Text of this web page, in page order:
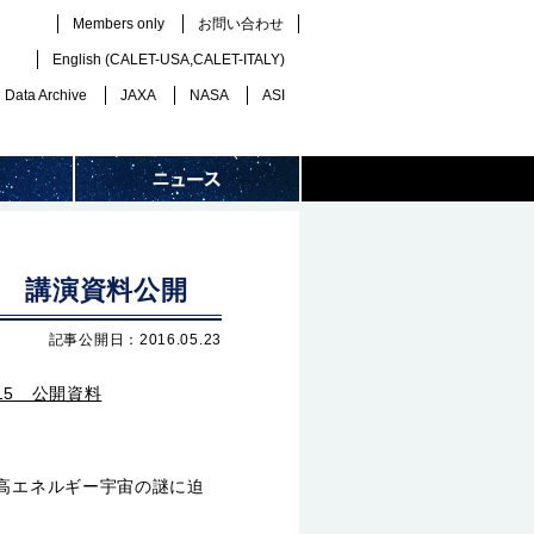
Members only お問い合わせ
English (CALET-USA,CALET-ITALY)
Data Archive JAXA NASA ASI
講演資料公開
記事公開日：2016.05.23
公開資料
エネルギー宇宙の謎に迫